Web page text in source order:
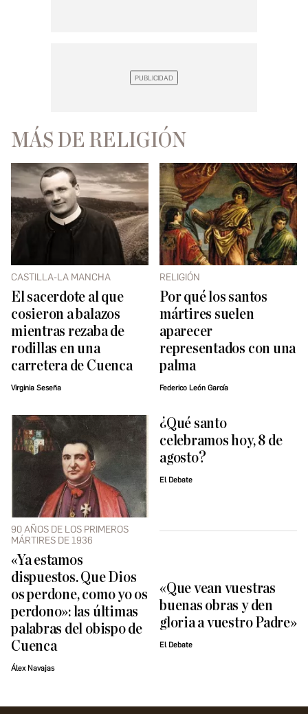
MÁS DE RELIGIÓN
CASTILLA-LA MANCHA
El sacerdote al que
cosieron a balazos
mientras rezaba de
rodillas en una
carretera de Cuenca
Virginia Seseña
RELIGIÓN
Por qué los santos
mártires suelen
aparecer
representados con una
palma
Federico León García
90 AÑOS DE LOS PRIMEROS
MÁRTIRES DE 1936
«Ya estamos
dispuestos. Que Dios
os perdone, como yo os
perdono»: las últimas
palabras del obispo de
Cuenca
Álex Navajas
¿Qué santo
celebramos hoy, 8 de
agosto?
El Debate
«Que vean vuestras
buenas obras y den
gloria a vuestro Padre»
El Debate